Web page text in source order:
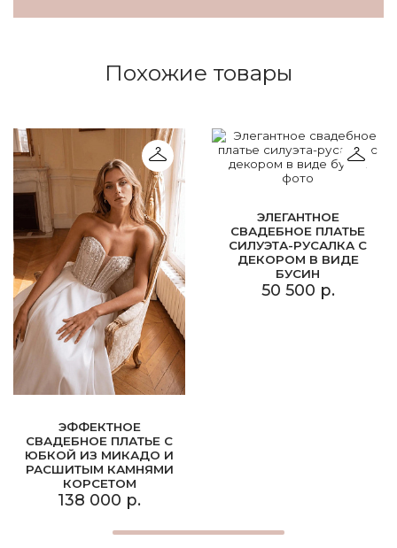
Похожие товары
ЭФФЕКТНОЕ
СВАДЕБНОЕ ПЛАТЬЕ С
ЮБКОЙ ИЗ МИКАДО И
РАСШИТЫМ КАМНЯМИ
КОРСЕТОМ
138 000 р.
ЭЛЕГАНТНОЕ
СВАДЕБНОЕ ПЛАТЬЕ
СИЛУЭТА-РУСАЛКА С
ДЕКОРОМ В ВИДЕ
БУСИН
50 500 р.